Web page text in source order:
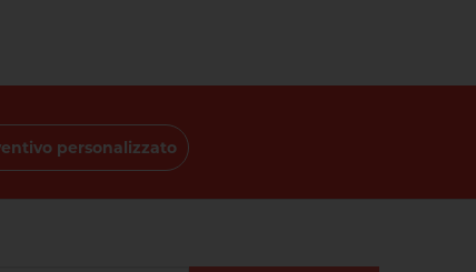
personalizzato